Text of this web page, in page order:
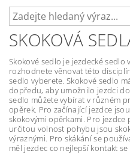
SKOKOVÁ
Skokové sedlo je jezdecké
rozhodnete věnovat této
sedlo vyberete. Skokové sedlo
dopředu, aby umožnilo jezdci
sedlo můžete vybírat v různém
opěrek. Pro začínající jezdce
skokovými opěrkami. Pro
určitou volnost pohybu jsou
výraznými. Pro skákání se
měl jezdec co nejlepší kontakt se